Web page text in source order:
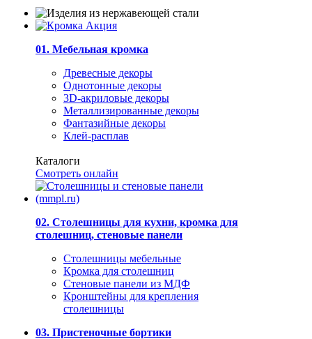
01. Мебельная кромка
Древесные декоры
Однотонные декоры
3D-акриловые декоры
Металлизированные декоры
Фантазийные декоры
Клей-расплав
Каталоги
Смотреть онлайн
02. Столешницы для кухни, кромка для
столешниц, стеновые панели
Столешницы мебельные
Кромка для столешниц
Стеновые панели из МДФ
Кронштейны для крепления
столешницы
03. Пристеночные бортики